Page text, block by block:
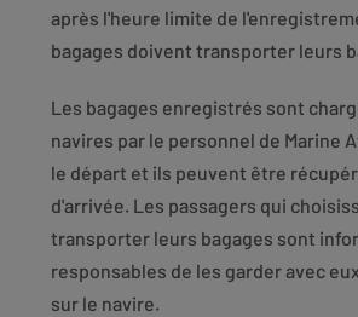
après l'heure limite de
bagages doivent transporter leurs
Les bagages enregistrés sont
navires par le personnel de Marine
le départ et ils peuvent être
d'arrivée. Les passagers qui
transporter leurs bagages sont
responsables de les garder avec
sur le navire.